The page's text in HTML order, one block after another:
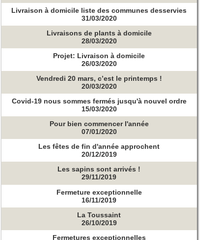
Livraison à domicile liste des communes desservies
31/03/2020
Livraisons de plants à domicile
28/03/2020
Projet: Livraison à domicile
26/03/2020
Vendredi 20 mars, c’est le printemps !
20/03/2020
Covid-19 nous sommes fermés jusqu'à nouvel ordre
15/03/2020
Pour bien commencer l'année
07/01/2020
Les fêtes de fin d'année approchent
20/12/2019
Les sapins sont arrivés !
29/11/2019
Fermeture exceptionnelle
16/11/2019
La Toussaint
26/10/2019
Fermetures exceptionnelles